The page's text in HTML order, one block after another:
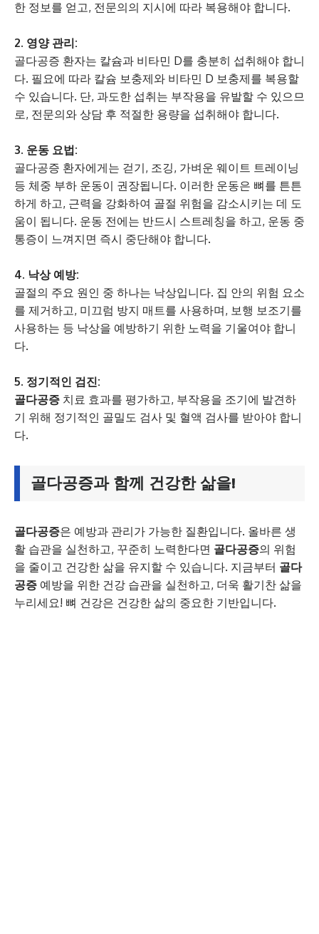
한 정보를 얻고, 전문의의 지시에 따라 복용해야 합니다.
2. 영양 관리:
골다공증 환자는 칼슘과 비타민 D를 충분히 섭취해야 합니
다. 필요에 따라 칼슘 보충제와 비타민 D 보충제를 복용할
수 있습니다. 단, 과도한 섭취는 부작용을 유발할 수 있으므
로, 전문의와 상담 후 적절한 용량을 섭취해야 합니다.
3. 운동 요법:
골다공증 환자에게는 걷기, 조깅, 가벼운 웨이트 트레이닝
등 체중 부하 운동이 권장됩니다. 이러한 운동은 뼈를 튼튼
하게 하고, 근력을 강화하여 골절 위험을 감소시키는 데 도
움이 됩니다. 운동 전에는 반드시 스트레칭을 하고, 운동 중
통증이 느껴지면 즉시 중단해야 합니다.
4. 낙상 예방:
골절의 주요 원인 중 하나는 낙상입니다. 집 안의 위험 요소
를 제거하고, 미끄럼 방지 매트를 사용하며, 보행 보조기를
사용하는 등 낙상을 예방하기 위한 노력을 기울여야 합니
다.
5. 정기적인 검진:
골다공증 치료 효과를 평가하고, 부작용을 조기에 발견하
기 위해 정기적인 골밀도 검사 및 혈액 검사를 받아야 합니
다.
골다공증과 함께 건강한 삶을!
골다공증은 예방과 관리가 가능한 질환입니다. 올바른 생
활 습관을 실천하고, 꾸준히 노력한다면 골다공증의 위험
을 줄이고 건강한 삶을 유지할 수 있습니다. 지금부터 골다
공증 예방을 위한 건강 습관을 실천하고, 더욱 활기찬 삶을
누리세요! 뼈 건강은 건강한 삶의 중요한 기반입니다.